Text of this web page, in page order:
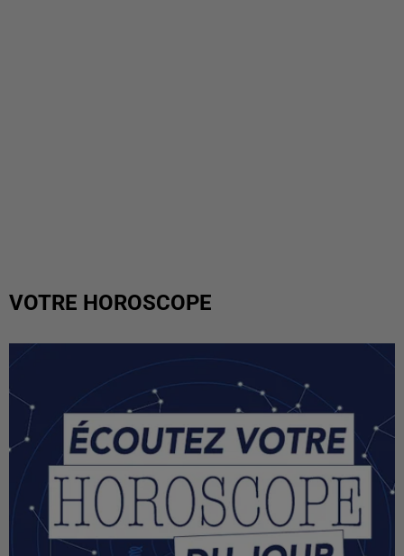
VOTRE HOROSCOPE